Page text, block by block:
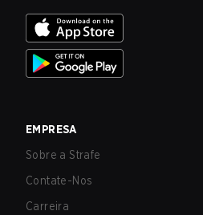
EMPRESA
Sobre a Strafe
Contate-Nos
Carreira